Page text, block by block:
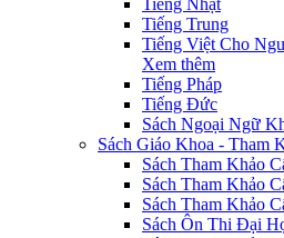
Tiếng Nhật
Tiếng Trung
Tiếng Việt Cho
Xem thêm
Tiếng Pháp
Tiếng Đức
Sách Ngoại Ngữ
Sách Giáo Khoa - Tham
Sách Tham Khảo
Sách Tham Khảo
Sách Tham Khảo
Sách Ôn Thi Đại